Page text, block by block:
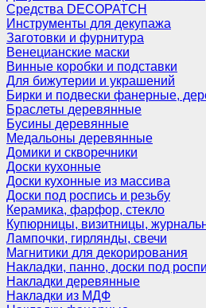
Средства DECOPATCH
Инструменты для декупажа
Заготовки и фурнитура
Венецианские маски
Винные коробки и подставки
Для бижутерии и украшений
Бирки и подвески фанерные,
Браслеты деревянные
Бусины деревянные
Медальоны деревянные
Домики и скворечники
Доски кухонные
Доски кухонные из массива
Доски под роспись и резьбу
Керамика, фарфор, стекло
Купюрницы, визитницы,
Лампочки, гирлянды, свечи
Магнитики для декорирования
Накладки, панно, доски под
Накладки деревянные
Накладки из МДФ